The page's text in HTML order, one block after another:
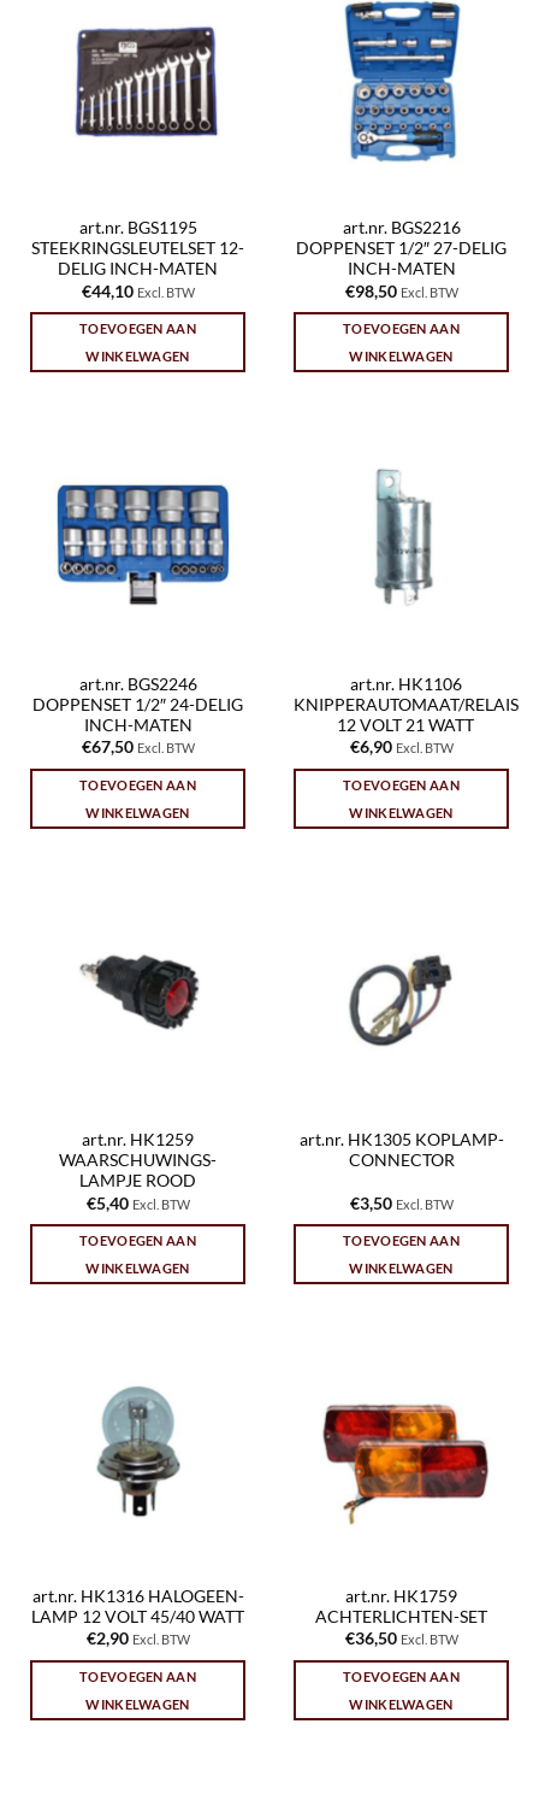
art.nr. BGS1195
STEEKRINGSLEUTELSET 12-
DELIG INCH-MATEN
€44,10 Excl. BTW
TOEVOEGEN AAN
WINKELWAGEN
art.nr. BGS2216
DOPPENSET 1/2″ 27-DELIG
INCH-MATEN
€98,50 Excl. BTW
TOEVOEGEN AAN
WINKELWAGEN
art.nr. BGS2246
DOPPENSET 1/2″ 24-DELIG
INCH-MATEN
€67,50 Excl. BTW
TOEVOEGEN AAN
WINKELWAGEN
art.nr. HK1106
KNIPPERAUTOMAAT/RELAIS
12 VOLT 21 WATT
€6,90 Excl. BTW
TOEVOEGEN AAN
WINKELWAGEN
art.nr. HK1259
WAARSCHUWINGS-
LAMPJE ROOD
€5,40 Excl. BTW
TOEVOEGEN AAN
WINKELWAGEN
art.nr. HK1305 KOPLAMP-
CONNECTOR
€3,50 Excl. BTW
TOEVOEGEN AAN
WINKELWAGEN
art.nr. HK1316 HALOGEEN-
LAMP 12 VOLT 45/40 WATT
€2,90 Excl. BTW
TOEVOEGEN AAN
WINKELWAGEN
art.nr. HK1759
ACHTERLICHTEN-SET
€36,50 Excl. BTW
TOEVOEGEN AAN
WINKELWAGEN